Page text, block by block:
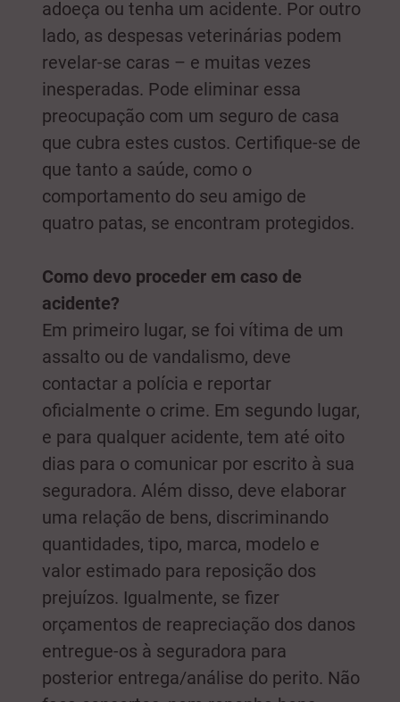
adoeça ou tenha um acidente. Por outro
lado, as despesas veterinárias podem
revelar-se caras – e muitas vezes
inesperadas. Pode eliminar essa
preocupação com um seguro de casa
que cubra estes custos. Certifique-se de
que tanto a saúde, como o
comportamento do seu amigo de
quatro patas, se encontram protegidos.
Como devo proceder em caso de
acidente?
Em primeiro lugar, se foi vítima de um
assalto ou de vandalismo, deve
contactar a polícia e reportar
oficialmente o crime. Em segundo lugar,
e para qualquer acidente, tem até oito
dias para o comunicar por escrito à sua
seguradora. Além disso, deve elaborar
uma relação de bens, discriminando
quantidades, tipo, marca, modelo e
valor estimado para reposição dos
prejuízos. Igualmente, se fizer
orçamentos de reapreciação dos danos
entregue-os à seguradora para
posterior entrega/análise do perito. Não